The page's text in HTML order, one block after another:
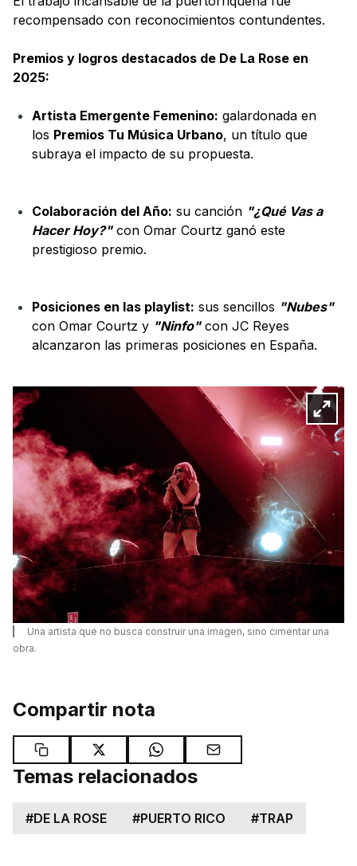
recompensado con reconocimientos contundentes.
Premios y logros destacados de De La Rose en
2025:
Artista Emergente Femenino: galardonada en
los Premios Tu Música Urbano, un título que
subraya el impacto de su propuesta.
Colaboración del Año: su canción "¿Qué Vas a
Hacer Hoy?"con Omar Courtz ganó este
prestigioso premio.
Posiciones en las playlist: sus sencillos "Nubes"
con Omar Courtz y "Ninfo"con JC Reyes
alcanzaron las primeras posiciones en España.
Una artista que no busca construir una imagen, sino cimentar una
obra.
Compartir nota
Temas relacionados
#DE LA ROSE #PUERTO RICO #TRAP